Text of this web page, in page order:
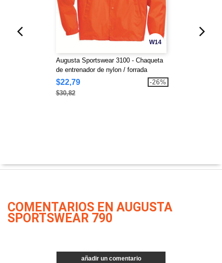
W14
Augusta Sportswear 3100 - Chaqueta
de entrenador de nylon / forrada
$22,79
$30,82
-26%
COMENTARIOS EN AUGUSTA
SPORTSWEAR 790
añadir un comentario